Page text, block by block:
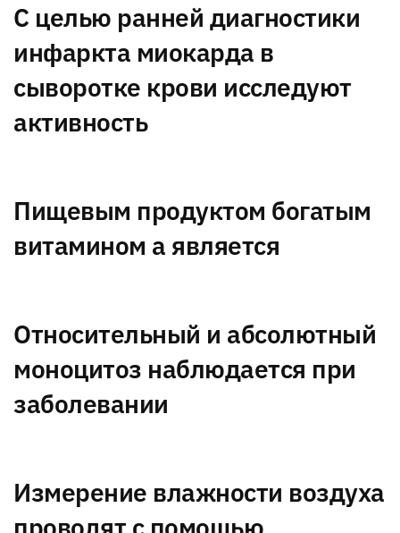
С целью ранней диагностики
инфаркта миокарда в
сыворотке крови исследуют
активность
Пищевым продуктом богатым
витамином а является
Относительный и абсолютный
моноцитоз наблюдается при
заболевании
Измерение влажности воздуха